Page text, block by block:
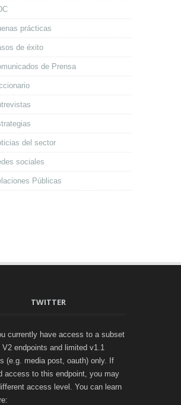
prácticas
de éxito
de Prensa
del sector
sociales
Públicas
TWITTER
currently have access to a subset
endpoints and limited v1.1
(e.g. media post, oauth) only. If
access to this endpoint, you may
access level. You can learn